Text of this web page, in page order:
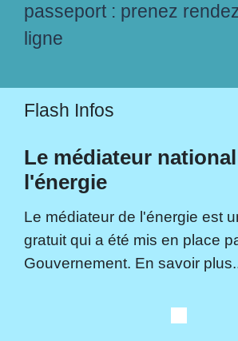
passeport : prenez
ligne
Flash Infos
Le médiateur
l'énergie
Le médiateur de l'énergie est
gratuit qui a été mis en place
Gouvernement. En savoir